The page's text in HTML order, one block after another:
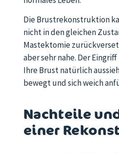
Die Brustrekonstruktion
nicht in den gleichen
Mastektomie
aber sehr nahe. Der
Ihre Brust natürlich
bewegt und sich weich
Nachteile
einer